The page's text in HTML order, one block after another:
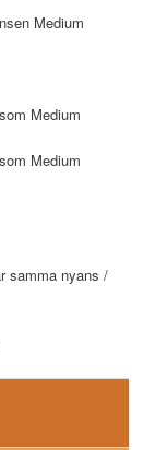
Medium
Medium
Medium
samma nyans /